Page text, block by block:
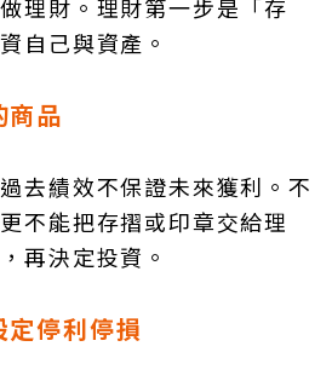
理財。理財第一步是「存
自己與資產。
商品
去績效不保證未來獲利。不
不能把存摺或印章交給理
再決定投資。
停利停損